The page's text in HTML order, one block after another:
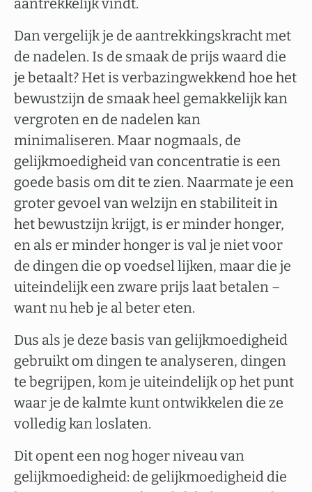
aantrekkelijk vindt.
Dan vergelijk je de aantrekkingskracht met
de nadelen. Is de smaak de prijs waard die
je betaalt? Het is verbazingwekkend hoe het
bewustzijn de smaak heel gemakkelijk kan
vergroten en de nadelen kan
minimaliseren. Maar nogmaals, de
gelijkmoedigheid van concentratie is een
goede basis om dit te zien. Naarmate je een
groter gevoel van welzijn en stabiliteit in
het bewustzijn krijgt, is er minder honger,
en als er minder honger is val je niet voor
de dingen die op voedsel lijken, maar die je
uiteindelijk een zware prijs laat betalen –
want nu heb je al beter eten.
Dus als je deze basis van gelijkmoedigheid
gebruikt om dingen te analyseren, dingen
te begrijpen, kom je uiteindelijk op het punt
waar je de kalmte kunt ontwikkelen die ze
volledig kan loslaten.
Dit opent een nog hoger niveau van
gelijkmoedigheid: de gelijkmoedigheid die